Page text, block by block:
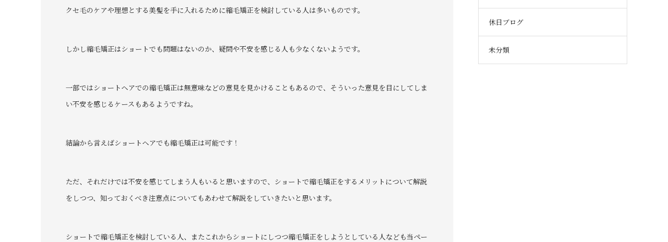
クセ毛のケアや理想とする美髪を手に入れるために縮毛矯正を検討している人は多いものです。
しかし縮毛矯正はショートでも問題はないのか、疑問や不安を感じる人も少なくないようです。
一部ではショートヘアでの縮毛矯正は無意味などの意見を見かけることもあるので、そういった意見を目にしてしま
い不安を感じるケースもあるようですね。
結論から言えばショートヘアでも縮毛矯正は可能です！
ただ、それだけでは不安を感じてしまう人もいると思いますので、ショートで縮毛矯正をするメリットについて解説
をしつつ、知っておくべき注意点についてもあわせて解説をしていきたいと思います。
ショートで縮毛矯正を検討している人、またこれからショートにしつつ縮毛矯正をしようとしている人なども当ペー
休日ブログ
未分類